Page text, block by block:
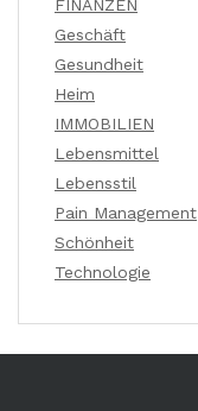
FINANZEN
Geschäft
Gesundheit
Heim
IMMOBILIEN
Lebensmittel
Lebensstil
Pain Management
Schönheit
Technologie